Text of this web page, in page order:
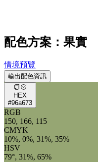
配色方案：果實
情境預覽
輸出配色資訊
HEX
#96a673
RGB
150, 166, 115
CMYK
10%, 0%, 31%, 35%
HSV
79°, 31%, 65%